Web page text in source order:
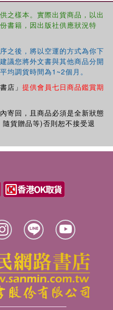
user looking to spend
trying to figure out how to
encompassing book
之樣本。實際出貨商品，以出
書籍，因出版社供應狀況特
之後，將以空運的方式為你下
議您將外文書與其他商品分開
均調貨時間為1~2個月。
店」 提供會員七日商品鑑賞期
寄回，且商品必須是全新狀態
貨贈品等)否則恕不接受退